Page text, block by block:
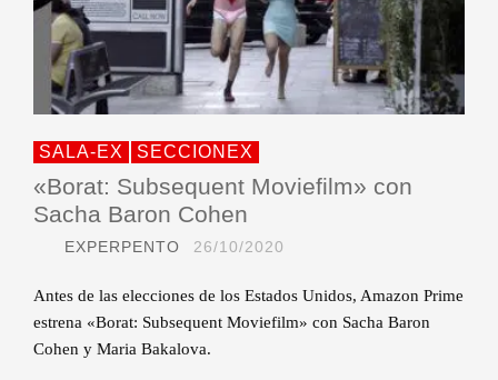
SALA-EX SECCIONEX
«Borat: Subsequent Moviefilm» con
Sacha Baron Cohen
EXPERPENTO 26/10/2020
Antes de las elecciones de los Estados Unidos, Amazon Prime
estrena «Borat: Subsequent Moviefilm» con Sacha Baron
Cohen y Maria Bakalova.